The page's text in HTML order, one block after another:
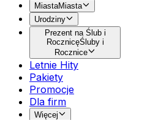
MiastaMiasta
Urodziny
Prezent na Ślub i
RocznicęŚluby i
Rocznice
Letnie Hity
Pakiety
Promocje
Dla firm
Więcej